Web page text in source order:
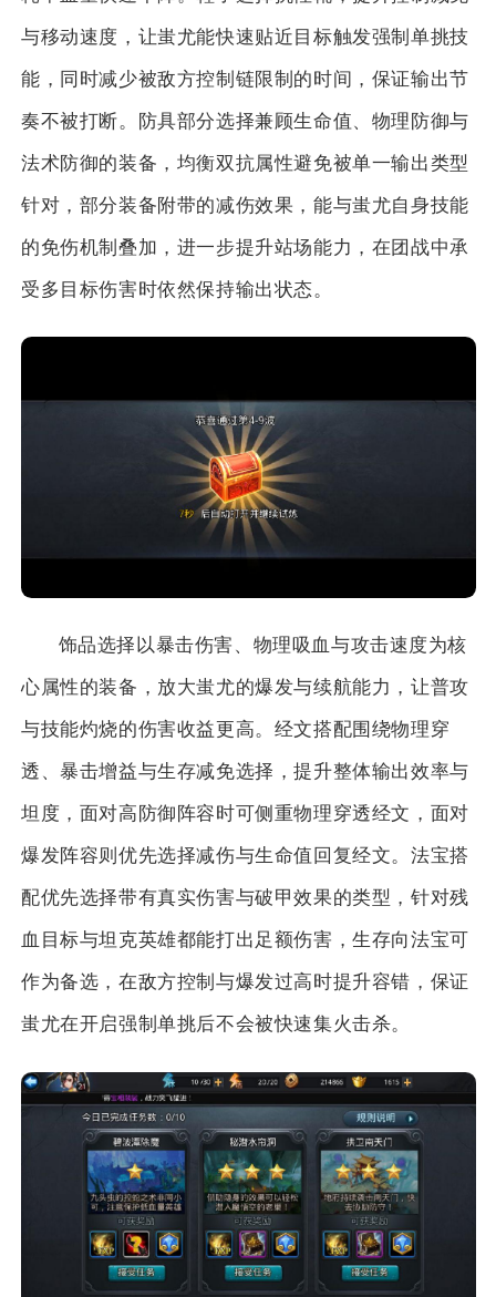
与移动速度，让蚩尤能快速贴近目标触发强制单挑技
能，同时减少被敌方控制链限制的时间，保证输出节
奏不被打断。防具部分选择兼顾生命值、物理防御与
法术防御的装备，均衡双抗属性避免被单一输出类型
针对，部分装备附带的减伤效果，能与蚩尤自身技能
的免伤机制叠加，进一步提升站场能力，在团战中承
受多目标伤害时依然保持输出状态。
饰品选择以暴击伤害、物理吸血与攻击速度为核
心属性的装备，放大蚩尤的爆发与续航能力，让普攻
与技能灼烧的伤害收益更高。经文搭配围绕物理穿
透、暴击增益与生存减免选择，提升整体输出效率与
坦度，面对高防御阵容时可侧重物理穿透经文，面对
爆发阵容则优先选择减伤与生命值回复经文。法宝搭
配优先选择带有真实伤害与破甲效果的类型，针对残
血目标与坦克英雄都能打出足额伤害，生存向法宝可
作为备选，在敌方控制与爆发过高时提升容错，保证
蚩尤在开启强制单挑后不会被快速集火击杀。